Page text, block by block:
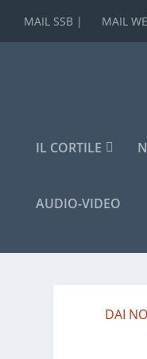
MAIL SSB | MAIL
IL CORTILE
AUDIO-VIDEO
DAI